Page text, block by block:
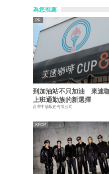
為您推薦
到加油站不只加油 來速
上班通勤族的新選擇
台灣中油股份有限公司
KPOP